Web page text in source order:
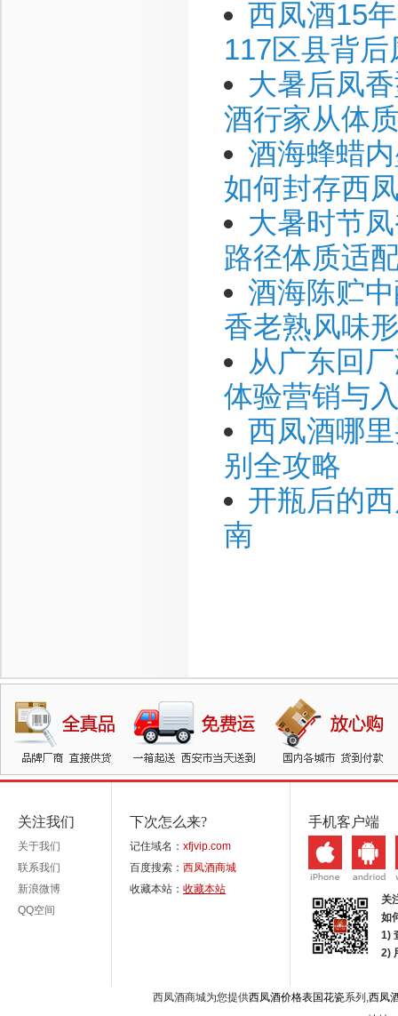
西凤酒15
117区县背
大暑后凤
酒行家从体
酒海蜂蜡
如何封存西
大暑时节
路径体质适
酒海陈贮
香老熟风味
从广东回
体验营销与
西凤酒哪
别全攻略
开瓶后的
南
关注我们
关于我们
联系我们
新浪微博
QQ空间
下次怎么来?
记住域名： xfjvip.com
百度搜索： 西凤酒商城
收藏本站： 收藏本站
手机客户端
关
如
1)
2)
西凤酒商城为您提供西凤酒价格表国花瓷系列,西凤